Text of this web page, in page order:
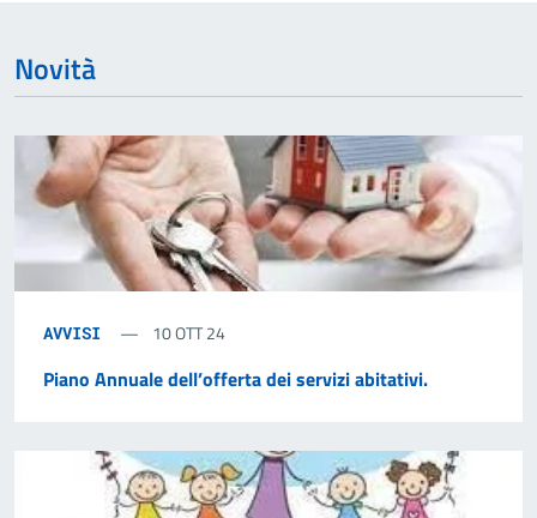
Novità
AVVISI 10 OTT 24
Piano Annuale dell’offerta dei servizi abitativi.